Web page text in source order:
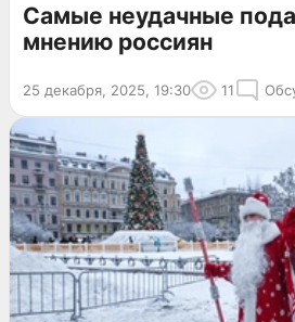
Самые неудачные
мнению россиян
25 декабря, 2025, 19:30 11